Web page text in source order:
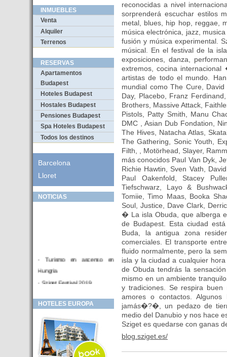
INMUEBLES
Venta
Alquiler
Terrenos
RESERVAS
Apartamentos
Budapest
Hoteles Budapest
Hostales Budapest
Pensiones Budapest
Spa Hoteles Budapest
Todos los destinos
Barcelona
Lloret
NOTICIAS
- Turismo en ascenso en
Hungria
- Sziget Festival 2019
Hotel en venta en zona PRIME
- Inversor para hotel
- Hotel en venta Budapest
- Budapest y Cracovia, las
HOTELES EUROPA
reconocidas a nivel
sorprenderá escuchar estilos
metal, blues, hip hop, reggae,
música electrónica, jazz,
fusión y música experimental.
músical. En el festival de la
exposiciones, danza,
extremos, cocina
artistas de todo el mundo.
mundial como The Cure,
Day, Placebo, Franz
Brothers, Massive Attack,
Pistols, Patty Smith, Manu
DMC , Asian Dub Fondation,
The Hives, Natacha Atlas,
The Gathering, Sonic Youth,
Filth, , Motörhead, Slayer,
más conocidos Paul Van Dyk,
Richie Hawtin, Sven Vath,
Paul Oakenfold, Stacey
Tiefschwarz, Layo &
Tomiie, Timo Maas, Booka
Soul, Justice, Dave Clark,
� La isla Obuda, que alberga
de Budapest. Esta ciudad
Buda, la antigua zona
comerciales. El transporte
fluido normalmente, pero la
isla y la ciudad a cualquier
de Obuda tendrás la
mismo en un ambiente
y tradiciones. Se respira
amores o contactos.
jamás�?�, un pedazo de
medio del Danubio y nos hace
Sziget es quedarse con ganas
blog.sziget.es/